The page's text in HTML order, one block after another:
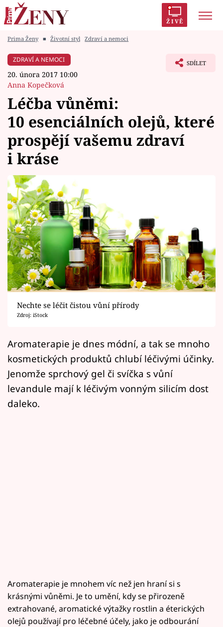
ŽIVĚ
Módní alarm
Zrádci
Témata
Celebrity
Vztahy
Seriály
Horoskopy
Sledujte prima+
Filmový festival Karlovy Vary
Přihlášení
Sledujte nás
Prima Ženy ■ Životní styl Zdraví a nemoci
ZDRAVÍ A NEMOCI
20. února 2017 10:00
Anna Kopečková
SDÍLET
Léčba vůněmi:
10 esenciálních olejů, které
prospějí vašemu zdraví
i kráse
Nechte se léčit čistou vůní přírody
Zdroj: iStock
Aromaterapie je dnes módní, a tak se mnoho
kosmetických produktů chlubí léčivými účinky.
Jenomže sprchový gel či svíčka s vůní
levandule mají k léčivým vonným silicím dost
daleko.
Aromaterapie je mnohem víc než jen hraní si s
krásnými vůněmi. Je to umění, kdy se přirozeně
extrahované, aromatické výtažky rostlin a éterických
olejů používají pro léčebné účely, jako je odbourání